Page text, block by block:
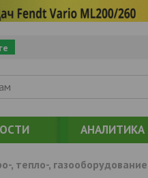
АНАЛИТИКА
, тепло-, газооборудование